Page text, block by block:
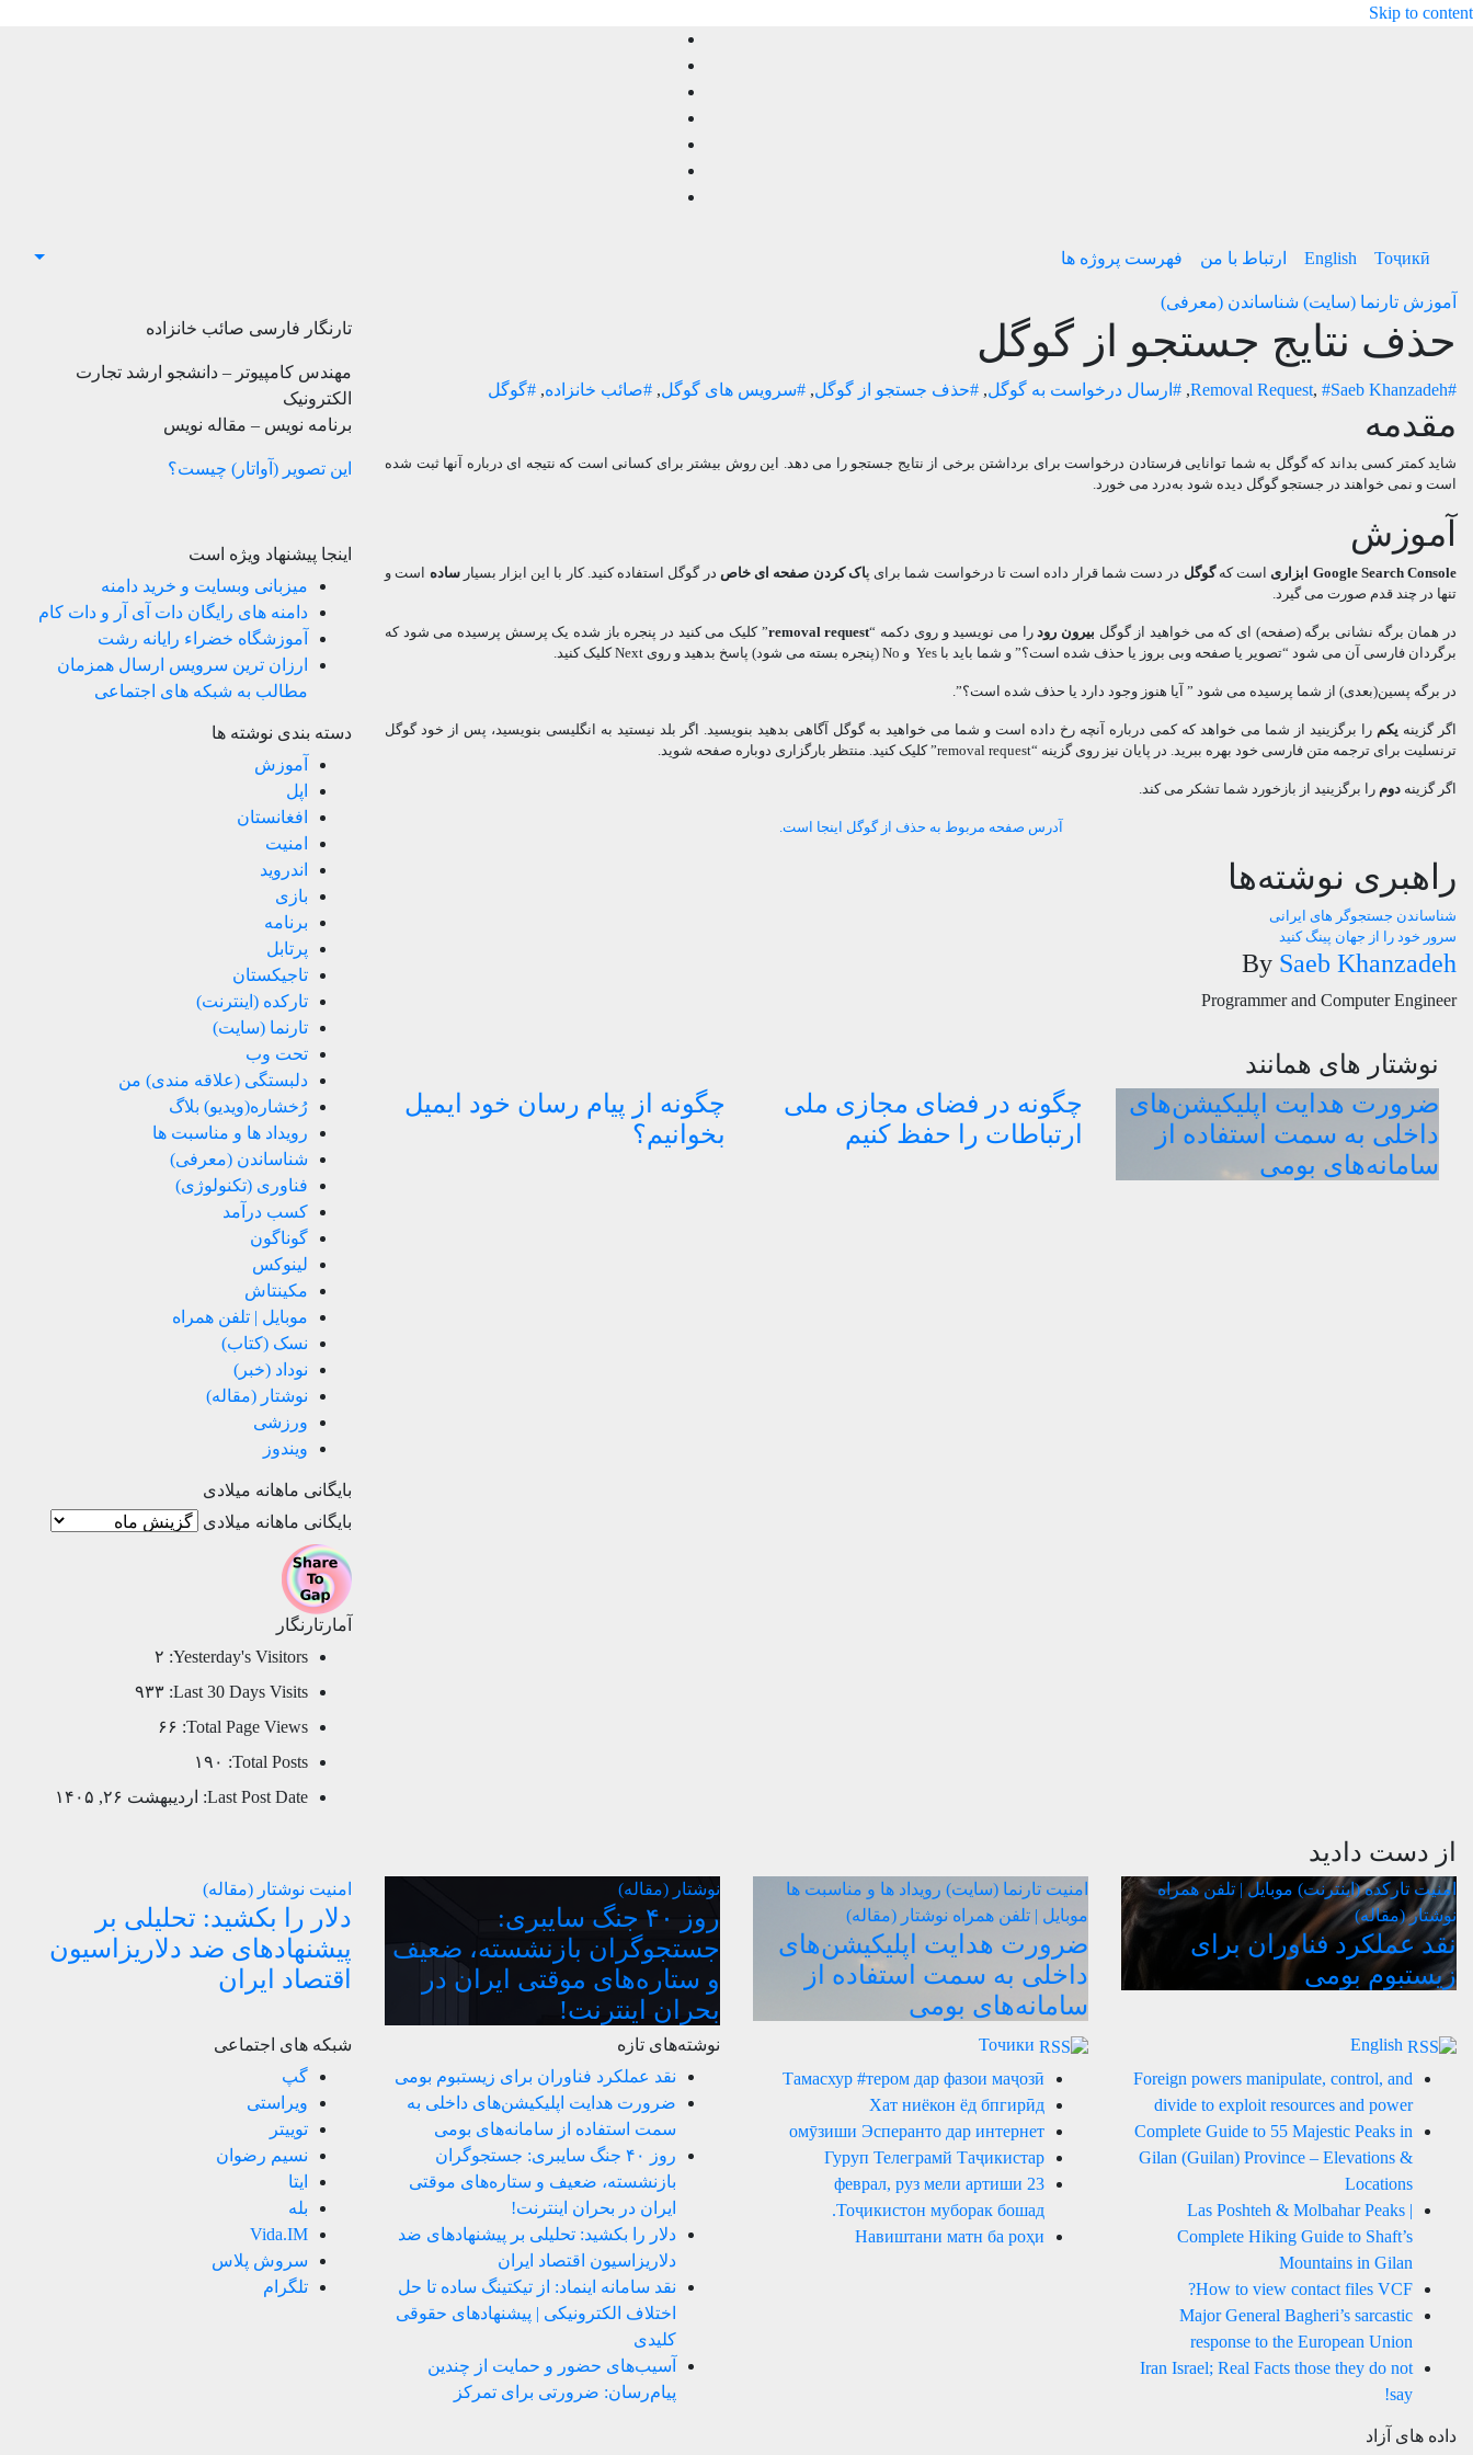
Skip to content
Тоҷикӣ
English ارتباط با من فهرست پروژه ها
آموزش تارنما (سایت) شناساندن (معرفی)
حذف نتایج جستجو از گوگل
#Removal Request
, #Saeb Khanzadeh
, #ارسال درخواست به گوگل, #حذف جستجو از گوگل, #سرویس های گوگل, #صائب خانزاده, #گوگل
مقدمه
شاید کمتر کسی بداند که گوگل به شما توانایی فرستادن درخواست برای برداشتن برخی از نتایج جستجو را می دهد. این روش بیشتر برای کسانی است که نتیجه ای درباره آنها ثبت شده
است و نمی خواهند در جستجو گوگل دیده شود به‌درد می خورد.
آموزش
Google Search Console ابزاری است کهگوگل در دست شما قرار داده است تا درخواست شما برای پاک کردن صفحه ای خاص در گوگل استفاده کنید. کار با این ابزار بسیارساده
است و
تنها در چند قدم صورت می گیرد.
در همان برگه نشانی برگه (صفحه) ای که می خواهید از گوگل بیرون رودرا می نویسید و روی دکمه “removal request” کلیک می کنید در پنجره باز شده یک پرسش پرسیده می شود که
برگردان فارسی آن می شود “تصویر یا صفحه وبی بروز یا حذف شده است؟” و شما باید با Yes و No (پنجره بسته می شود) پاسخ بدهید و روی Next کلیک کنید.
در برگه پسین(بعدی) از شما پرسیده می شود ” آیا هنوز وجود دارد یا حذف شده است؟”.
اگر گزینه یکم را برگزینید از شما می خواهد که کمی درباره آنچه رخ داده است و شما می خواهید به گوگل آگاهی بدهید بنویسید. اگر بلد نیستید به انگلیسی بنویسید، پس از خود گوگل
ترنسلیت برای ترجمه متن فارسی خود بهره ببرید. در پایان نیز روی گزینه “removal request” کلیک کنید. منتظر بارگزاری دوباره صفحه شوید.
اگر گزینه دوم را برگزینید از بازخورد شما تشکر می کند.
آدرس صفحه مربوط به حذف از گوگل اینجا است.
راهبری نوشته‌ها
شناساندن جستجوگر های ایرانی
سرور خود را از جهان پینگ کنید
By Saeb Khanzadeh
Programmer and Computer Engineer
نوشتار های همانند
ضرورت هدایت اپلیکیشن‌های
داخلی به سمت استفاده از
سامانه‌های بومی
چگونه در فضای مجازی ملی
ارتباطات را حفظ کنیم
چگونه از پیام رسان خود ایمیل
بخوانیم؟
تارنگار فارسی صائب خانزاده
مهندس کامپیوتر – دانشجو ارشد تجارت
الکترونیک
برنامه نویس – مقاله نویس
این تصویر (آواتار) چیست؟
اینجا پیشنهاد ویژه است
میزبانی وبسایت و خرید دامنه
دامنه های رایگان دات آی آر و دات کام
آموزشگاه خضراء رایانه رشت
ارزان ترین سرویس ارسال همزمان
مطالب به شبکه های اجتماعی
دسته بندی نوشته ها
آموزش
اپل
افغانستان
امنیت
اندروید
بازی
برنامه
پرتابل
تاجیکستان
تارکده (اینترنت)
تارنما (سایت)
تحت وب
دلبستگی (علاقه مندی) من
رُخشاره(ویدیو) بلاگ
رویداد ها و مناسبت ها
شناساندن (معرفی)
فناوری (تکنولوژی)
کسب درآمد
گوناگون
لینوکس
مکینتاش
موبایل | تلفن همراه
نسک (کتاب)
نوداد (خبر)
نوشتار (مقاله)
ورزشی
ویندوز
بایگانی ماهانه میلادی
بایگانی ماهانه میلادی
آمارتارنگار
Yesterday's Visitors: ۲
Last 30 Days Visits: ۹۳۳
Total Page Views: ۶۶
Total Posts:
۱۹۰
Last Post Date:
اردیبهشت ۲۶, ۱۴۰۵
از دست دادید
امنیت تارکده (اینترنت) موبایل | تلفن همراه
نوشتار (مقاله)
نقد عملکرد فناوران برای
زیستبوم بومی
امنیت تارنما (سایت) رویداد ها و مناسبت ها
موبایل | تلفن همراه نوشتار (مقاله)
ضرورت هدایت اپلیکیشن‌های
داخلی به سمت استفاده از
سامانه‌های بومی
نوشتار (مقاله)
روز ۴۰ جنگ سایبری:
جستجوگران بازنشسته، ضعیف
و ستاره‌های موقتی ایران در
بحران اینترنت!
امنیت نوشتار (مقاله)
دلار را بکشید: تحلیلی بر
پیشنهادهای ضد دلاریزاسیون
اقتصاد ایران
English
Foreign powers manipulate, control, and
divide to exploit resources and power
Complete Guide to 55 Majestic Peaks in
Gilan (Guilan) Province – Elevations &
Locations
Las Poshteh & Molbahar Peaks |
Complete Hiking Guide to Shaft’s
Mountains in Gilan
How to view contact files VCF?
Major General Bagheri’s sarcastic
response to the European Union
Iran Israel; Real Facts those they do not
say!
Точики
Тамасхур #тером дар фазои маҷозӣ
Хат ниёкон ёд бпгирӣд
омӯзиши Эсперанто дар интернет
Гуруп Телеграмй Таҷикистар
23 феврал, руз мели артиши
Тоҷикистон муборак бошад.
Навиштани матн ба роҳи
نوشته‌های تازه
نقد عملکرد فناوران برای زیستبوم بومی
ضرورت هدایت اپلیکیشن‌های داخلی به
سمت استفاده از سامانه‌های بومی
روز ۴۰ جنگ سایبری: جستجوگران
بازنشسته، ضعیف و ستاره‌های موقتی
ایران در بحران اینترنت!
دلار را بکشید: تحلیلی بر پیشنهادهای ضد
دلاریزاسیون اقتصاد ایران
نقد سامانه اینماد: از تیکتینگ ساده تا حل
اختلاف الکترونیکی | پیشنهادهای حقوقی
کلیدی
آسیب‌های حضور و حمایت از چندین
پیام‌رسان: ضرورتی برای تمرکز
شبکه های اجتماعی
گپ
ویراستی
توییتر
نسیم رضوان
ایتا
بله
Vida.IM
سروش پلاس
تلگرام
داده های آزاد